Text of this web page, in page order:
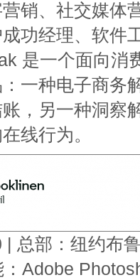
销、社交媒体
功经理、软件
是一个面向消
一种电子商务
，另一种洞察
线行为。
| 总部：纽约布
Adobe